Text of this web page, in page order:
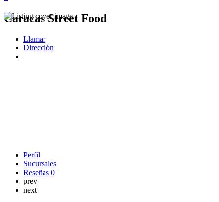
Caracas Street Food
Llamar
Dirección
Perfil
Sucursales
Reseñas 0
prev
next